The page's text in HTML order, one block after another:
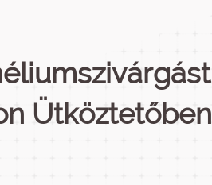
Ütköztetőben